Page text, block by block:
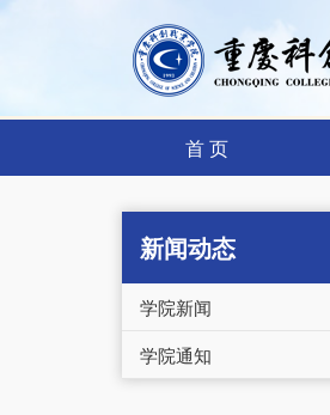
首 页
新闻动态
学院新闻
学院通知